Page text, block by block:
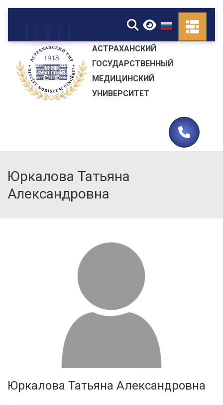
▼
АСТРАХАНСКИЙ
ГОСУДАРСТВЕННЫЙ
МЕДИЦИНСКИЙ
УНИВЕРСИТЕТ
Юркалова Татьяна
Александровна
Юркалова Татьяна Александровна